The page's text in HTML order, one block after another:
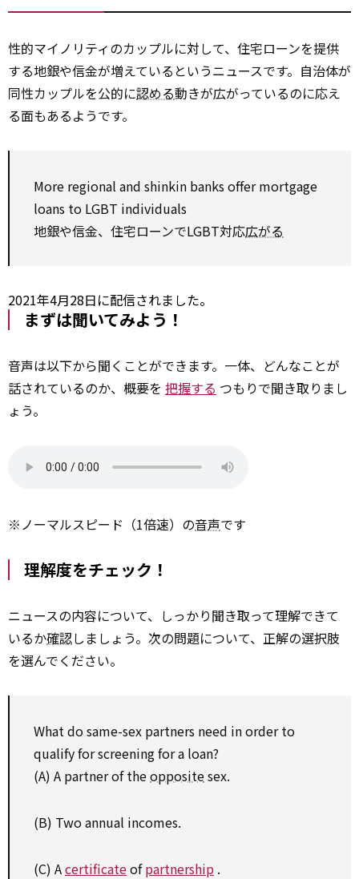
性的マイノリティのカップルに対して、住宅ローンを提供
する地銀や信金が増えているというニュースです。自治体が
同性カップルを公的に認める動きが広がっているのに応え
る面もあるようです。
More regional and shinkin banks offer mortgage
loans to LGBT individuals
地銀や信金、住宅ローンでLGBT対応広がる
2021年4月28日に配信されました。
まずは聞いてみよう！
音声は以下から聞くことができます。一体、どんなことが
話されているのか、概要を 把握する つもりで聞き取りまし
ょう。
※ノーマルスピード（1倍速）の音声です
理解度をチェック！
ニュースの内容について、しっかり聞き取って理解できて
いるか確認しましょう。次の問題について、正解の選択肢
を選んでください。
What do same-sex partners need in order to
qualifyforscreeningfora loan?
(A) A partner of theoppositesex.
(B) Two annual incomes.
(C) Acertificateofpartnership .